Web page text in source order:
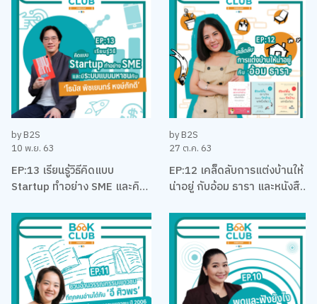
by B2S
10 พ.ย. 63
EP:13 เรียนรู้วิธีคิดแบบ
Startup ทำอย่าง SME และคิด
เยนทร์ หงษ์ภักดี
by B2S
27 ต.ค. 63
EP:12 เคล็ดลับการแต่งบ้านให้
น่าอยู่ กับอ้อม ธารา และหนังสือ